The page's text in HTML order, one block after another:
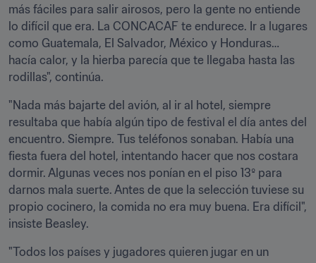
más fáciles para salir airosos, pero la gente no entiende
lo difícil que era. La CONCACAF te endurece. Ir a lugares
como Guatemala, El Salvador, México y Honduras…
hacía calor, y la hierba parecía que te llegaba hasta las
rodillas", continúa.
"Nada más bajarte del avión, al ir al hotel, siempre
resultaba que había algún tipo de festival el día antes del
encuentro. Siempre. Tus teléfonos sonaban. Había una
fiesta fuera del hotel, intentando hacer que nos costara
dormir. Algunas veces nos ponían en el piso 13º para
darnos mala suerte. Antes de que la selección tuviese su
propio cocinero, la comida no era muy buena. Era difícil",
insiste Beasley.
"Todos los países y jugadores quieren jugar en un